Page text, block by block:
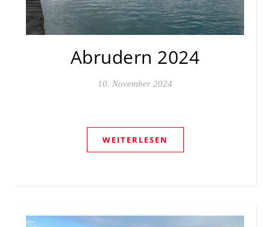
Abrudern 2024
10. November 2024
WEITERLESEN